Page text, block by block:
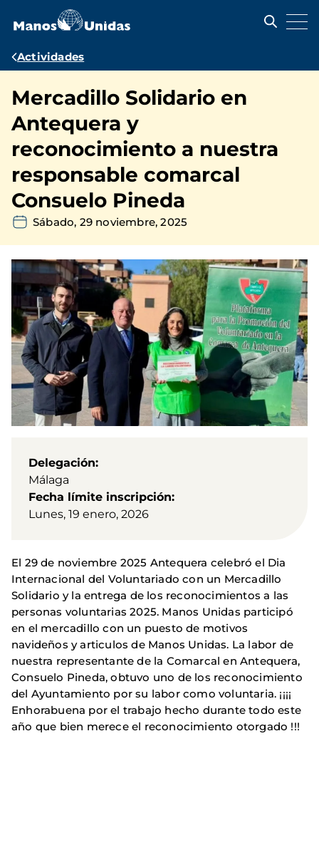
contenido
Ruta
navegación
Actividades
Mercadillo Solidario en
Antequera y
reconocimiento a nuestra
responsable comarcal
Consuelo Pineda
Sábado, 29 noviembre, 2025
Delegación
Málaga
Fecha límite inscripción
Lunes, 19 enero, 2026
El 29 de noviembre 2025 Antequera celebró el Dia
Internacional del Voluntariado con un Mercadillo
Solidario y la entrega de los reconocimientos a las
personas voluntarias 2025. Manos Unidas participó
en el mercadillo con un puesto de motivos
navideños y articulos de Manos Unidas. La labor de
nuestra representante de la Comarcal en Antequera,
Consuelo Pineda, obtuvo uno de los reconocimiento
del Ayuntamiento por su labor como voluntaria. ¡¡¡¡
Enhorabuena por el trabajo hecho durante todo este
año que bien merece el reconocimiento otorgado !!!